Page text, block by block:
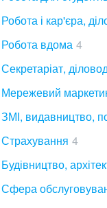
Робота і кар'єра,
Робота вдома 4
Секретаріат,
Мережевий
ЗМІ, видавництво,
Страхування 4
Будівництво,
Сфера